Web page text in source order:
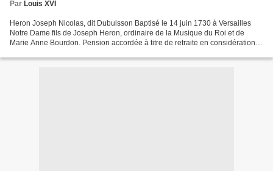
Par Louis XVI
Heron Joseph Nicolas, dit Dubuisson Baptisé le 14 juin 1730 à Versailles
Notre Dame fils de Joseph Heron, ordinaire de la Musique du Roi et de
Marie Anne Bourdon. Pension accordée à titre de retraite en considération